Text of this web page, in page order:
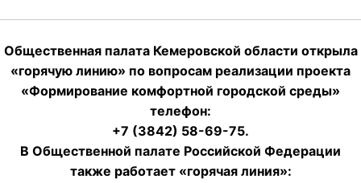
Общественная палата Кемеровской области открыла
«горячую линию» по вопросам реализации проекта
«Формирование комфортной городской среды»
телефон:
+7 (3842) 58-69-75.
В Общественной палате Российской Федерации
также работает «горячая линия»: